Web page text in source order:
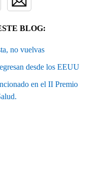
BLOG:
no vuelvas
desde los EEUU
en el II Premio